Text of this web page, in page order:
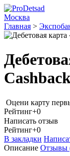
Москва
Главная >
Оцени карту
Рейтинг+0
Написать отзыв
Рейтинг+0
В закладки
Описание Отзывы